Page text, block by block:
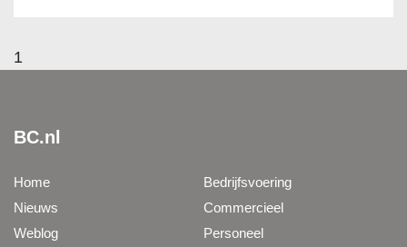
1
BC.nl
Home
Nieuws
Weblog
Bedrijfsvoering
Commercieel
Personeel